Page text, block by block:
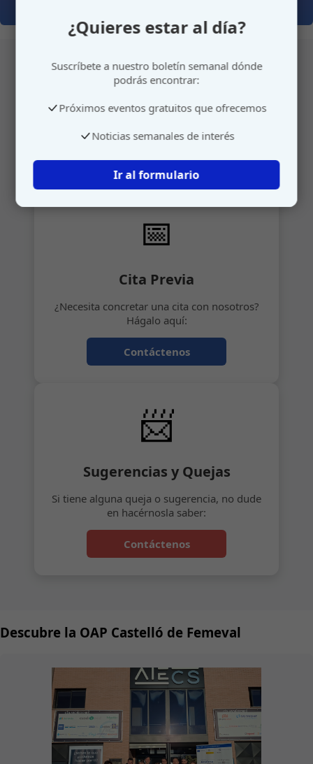
Atención personalizada
Gestione su cita o envíenos sus sugerencias de
📅
Cita Previa
¿Necesita concretar una cita con nosotros?
Hágalo aquí:
Contáctenos
📨
Sugerencias y Quejas
Si tiene alguna queja o sugerencia, no dude
en hacérnosla saber:
Contáctenos
Descubre la OAP Castelló de Femeval
¿Quieres estar al día?
Suscríbete a nuestro boletín semanal dónde
podrás encontrar:
Próximos eventos gratuitos que ofrecemos
Noticias semanales de interés
Ir al formulario